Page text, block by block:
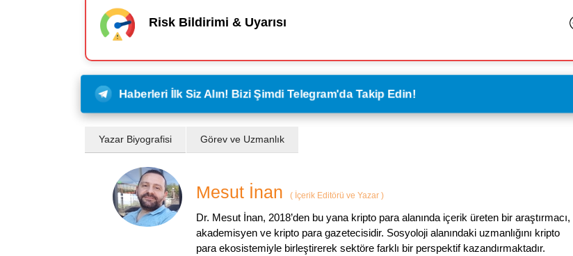
Risk Bildirimi & Uyarısı
Haberleri İlk Siz Alın! Bizi Şimdi Telegram'da Takip Edin!
Yazar Biyografisi Görev ve Uzmanlık
Mesut İnan ( İçerik Editörü ve Yazar )
Dr. Mesut İnan, 2018’den bu yana kripto para alanında içerik üreten bir araştırmacı,
akademisyen ve kripto para gazetecisidir. Sosyoloji alanındaki uzmanlığını kripto
para ekosistemiyle birleştirerek sektöre farklı bir perspektif kazandırmaktadır.